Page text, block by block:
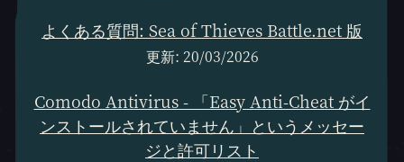
よくある質問: Sea of Thieves Battle.net 版
更新: 20/03/2026
Comodo Antivirus - 「Easy Anti-Cheat がイ
ンストールされていません」というメッセー
ジと許可リスト